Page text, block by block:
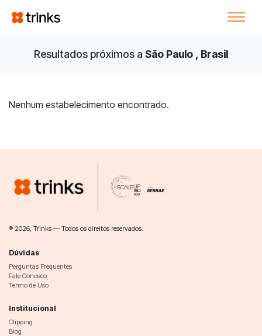
Resultados próximos a São Paulo , Brasil
Nenhum estabelecimento encontrado.
® 2026, Trinks — Todos os direitos reservados.
Dúvidas
Perguntas Frequentes
Fale Conosco
Termo de Uso
Institucional
Clipping
Blog